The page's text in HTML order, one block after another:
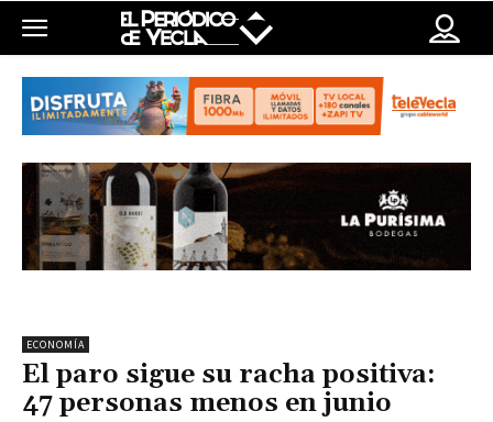
ECONOMÍA
El paro sigue su racha positiva:
47 personas menos en junio